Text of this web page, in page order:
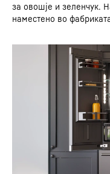
за овошје и зеленчук.
наместено во